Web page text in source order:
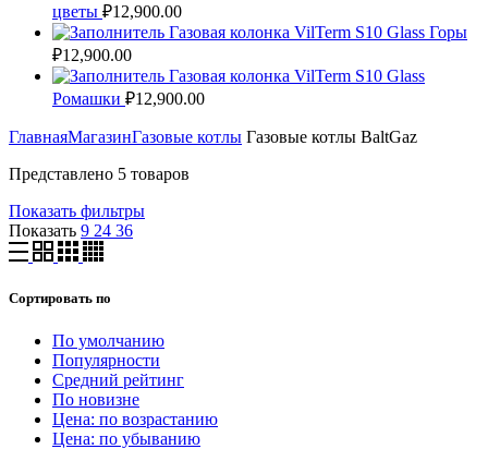
цветы ₽12,900.00
Газовая колонка VilTerm S10 Glass Горы
₽12,900.00
Газовая колонка VilTerm S10 Glass
Ромашки ₽12,900.00
ГлавнаяМагазинГазовые котлы Газовые котлы BaltGaz
Представлено 5 товаров
Показать фильтры
Показать 9 24 36
Сортировать по
По умолчанию
Популярности
Средний рейтинг
По новизне
Цена: по возрастанию
Цена: по убыванию